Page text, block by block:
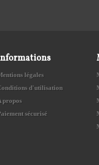
légales
d'utilisation
propos
sécurisé